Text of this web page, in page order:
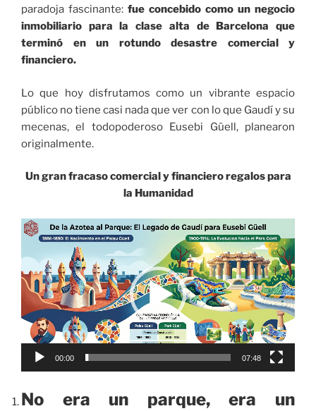
paradoja fascinante: fue concebido como un negocio
inmobiliario para la clase alta de Barcelona que
terminó en un rotundo desastre comercial y
financiero.
Lo que hoy disfrutamos como un vibrante espacio
público no tiene casi nada que ver con lo que Gaudí y su
mecenas, el todopoderoso Eusebi Güell, planearon
originalmente.
Un gran fracaso comercial y financiero regalos para
la Humanidad
Reproductor
vídeo
00:00 07:48
No era un parque, era un